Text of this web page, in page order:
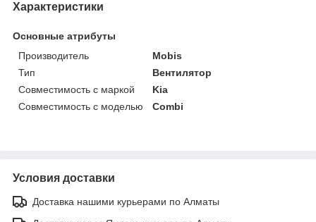
Характеристики
Основные атрибуты
Производитель
Mobis
Тип
Вентилятор
Совместимость с маркой
Kia
Совместимость с моделью
Combi
Условия доставки
Доставка нашими курьерами по Алматы